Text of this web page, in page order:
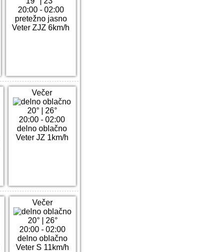
20:00 - 02:00
pretežno jasno
Veter ZJZ 6km/h
Večer
20°| 26°
20:00 - 02:00
delno oblačno
Veter JZ 1km/h
Večer
20°| 26°
20:00 - 02:00
delno oblačno
Veter S 11km/h